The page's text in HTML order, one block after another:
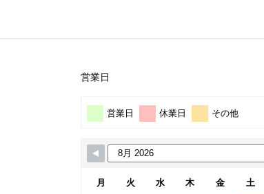
営業日
営業日 休業日 その他
月 火 水 木 金 土